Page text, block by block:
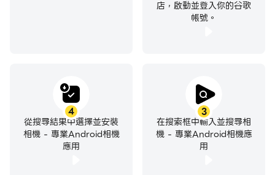
店，啟動並登入你的谷歌
帳號。
3
在搜索框中輸入並搜尋相
機 - 專業Android相機應
用
4
從搜尋結果中選擇並安裝
相機 - 專業Android相機
應用